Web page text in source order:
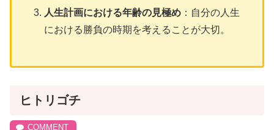
人生計画における年齢の見極め ：自分の人生
における勝負の時期を考えることが大切。
ヒトリゴチ